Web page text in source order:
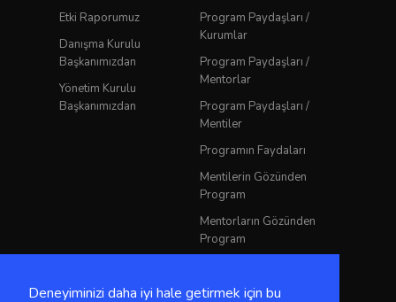
Deneyiminizi daha iyi hale getirmek için bu
Etki Raporumuz
Danışma Kurulu
Başkanımızdan
Yönetim Kurulu
Başkanımızdan
Program Paydaşları /
Kurumlar
Program Paydaşları /
Mentorlar
Program Paydaşları /
Mentiler
Programın Faydaları
Mentilerin Gözünden
Program
Mentorların Gözünden
Program